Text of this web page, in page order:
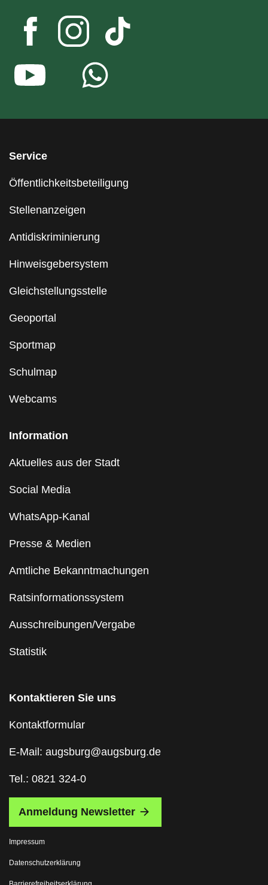
Service
Öffentlichkeitsbeteiligung
Stellenanzeigen
Antidiskriminierung
Hinweisgebersystem
Gleichstellungsstelle
Geoportal
Sportmap
Schulmap
Webcams
Information
Aktuelles aus der Stadt
Social Media
WhatsApp-Kanal
Presse & Medien
Amtliche Bekanntmachungen
Ratsinformationssystem
Ausschreibungen/Vergabe
Statistik
Kontaktieren Sie uns
Kontaktformular
E-Mail: augsburg@augsburg.de
Tel.: 0821 324-0
Anmeldung Newsletter
Impressum
Datenschutzerklärung